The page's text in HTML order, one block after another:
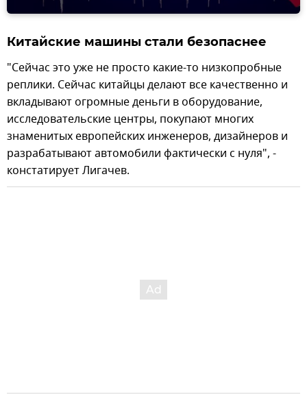
Китайские машины стали безопаснее
"Сейчас это уже не просто какие-то низкопробные
реплики. Сейчас китайцы делают все качественно и
вкладывают огромные деньги в оборудование,
исследовательские центры, покупают многих
знаменитых европейских инженеров, дизайнеров и
разрабатывают автомобили фактически с нуля", -
констатирует Лигачев.